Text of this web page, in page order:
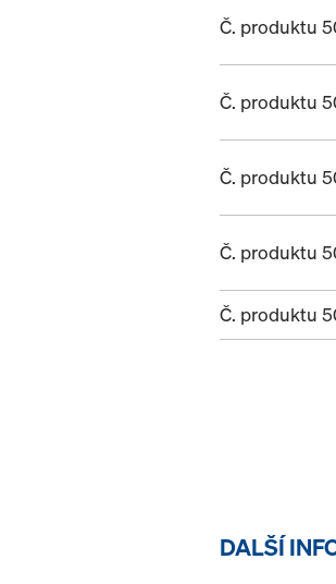
Č. produktu
Č. produktu
Č. produktu
Č. produktu
Č. produktu
DALŠÍ